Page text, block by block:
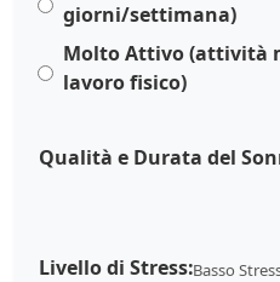
giorni/settimana)
Molto Attivo (attività
lavoro fisico)
Qualità e Durata del
Livello di Stress:Basso